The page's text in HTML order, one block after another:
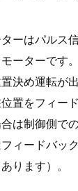
ーはパルス
ーターです
決め運転が
置をフィー
は制御側で
ィードバッ
ります）。